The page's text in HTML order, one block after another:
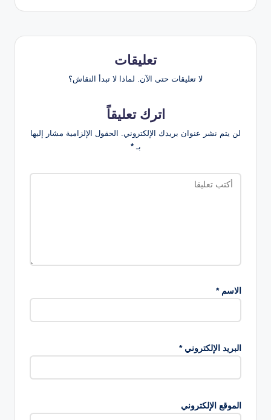
تعليقات
لا تعليقات حتى الآن. لماذا لا تبدأ النقاش؟
اترك تعليقاً
لن يتم نشر عنوان بريدك الإلكتروني.
الحقول الإلزامية مشار إليها
بـ*
الاسم*
البريد الإلكتروني*
الموقع الإلكتروني